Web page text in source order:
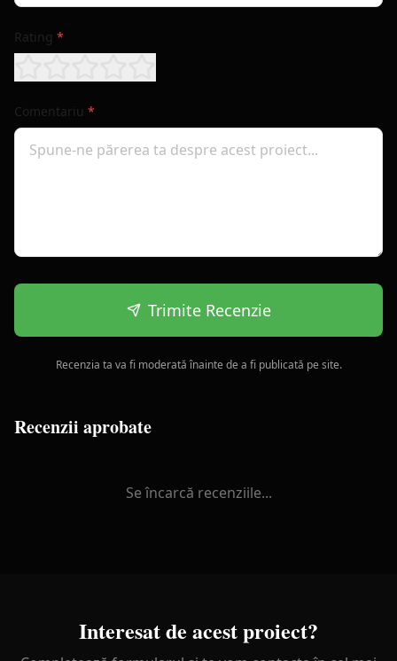
Rating *
Comentariu *
Trimite Recenzie
Recenzia ta va fi moderată înainte de a fi publicată pe site.
Recenzii aprobate
Se încarcă recenziile...
Interesat de acest proiect?